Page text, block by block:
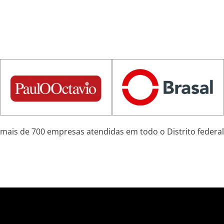
mais de 700 empresas atendidas em todo o Distrito federal